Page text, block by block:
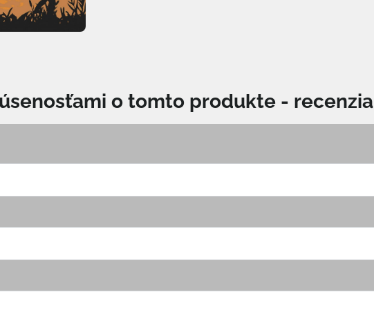
o tomto produkte - recenzia